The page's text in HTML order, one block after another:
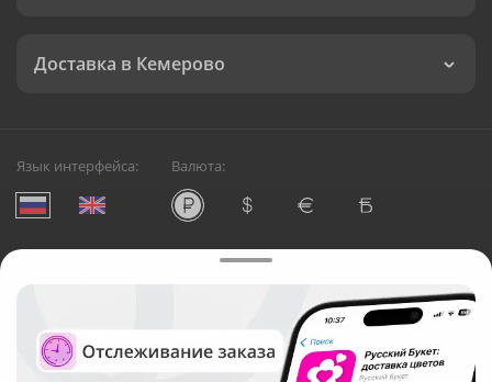
Доставка в Кемерово
Язык интерфейса: Валюта:
Служба круглосуточной доставки цветов в Кемерово
Русский Букет, 2026
Общество с ограниченной ответственностью «Технология»
ОГРН: 1195476081745, ИНН: 5410081997
Юридический адрес: г. Новосибирск, ул. Ипподромская,